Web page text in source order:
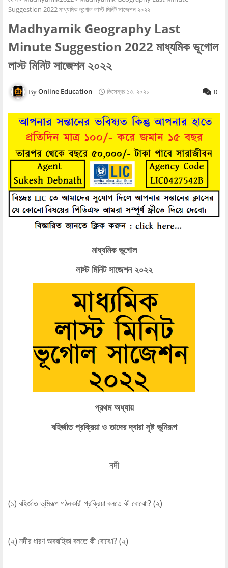
Suggestion 2022 মাধ্যমিক ভূগোল লাস্ট মিনিট সাজেশন ২০২২
Madhyamik Geography Last
Minute Suggestion 2022 মাধ্যমিক ভূগোল
লাস্ট মিনিট সাজেশন ২০২২
Online Education ডিসেম্বর ১৩, ২০২১ 0
মাধ্যমিক ভূগোল
লাস্ট মিনিট সাজেশন ২০২২
প্রথম অধ্যায়
বহির্জাত প্রক্রিয়া ও তাদের দ্বারা সৃষ্ট ভূমিরূপ
নদী
(১) বহির্জাত ভূমিরূপ গঠনকারী প্রক্রিয়া বলতে কী বোঝো? (২)
(২) নদীর ধারণ অববাহিকা বলতে কী বোঝো? (২)